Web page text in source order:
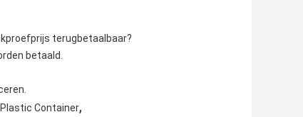
terugbetaalbaar?
betaald.
Container,